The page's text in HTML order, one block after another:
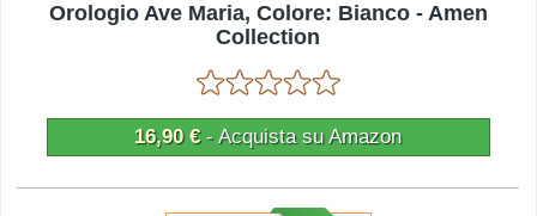
Orologio Ave Maria, Colore: Bianco - Amen
Collection
16,90 €- Acquista su Amazon